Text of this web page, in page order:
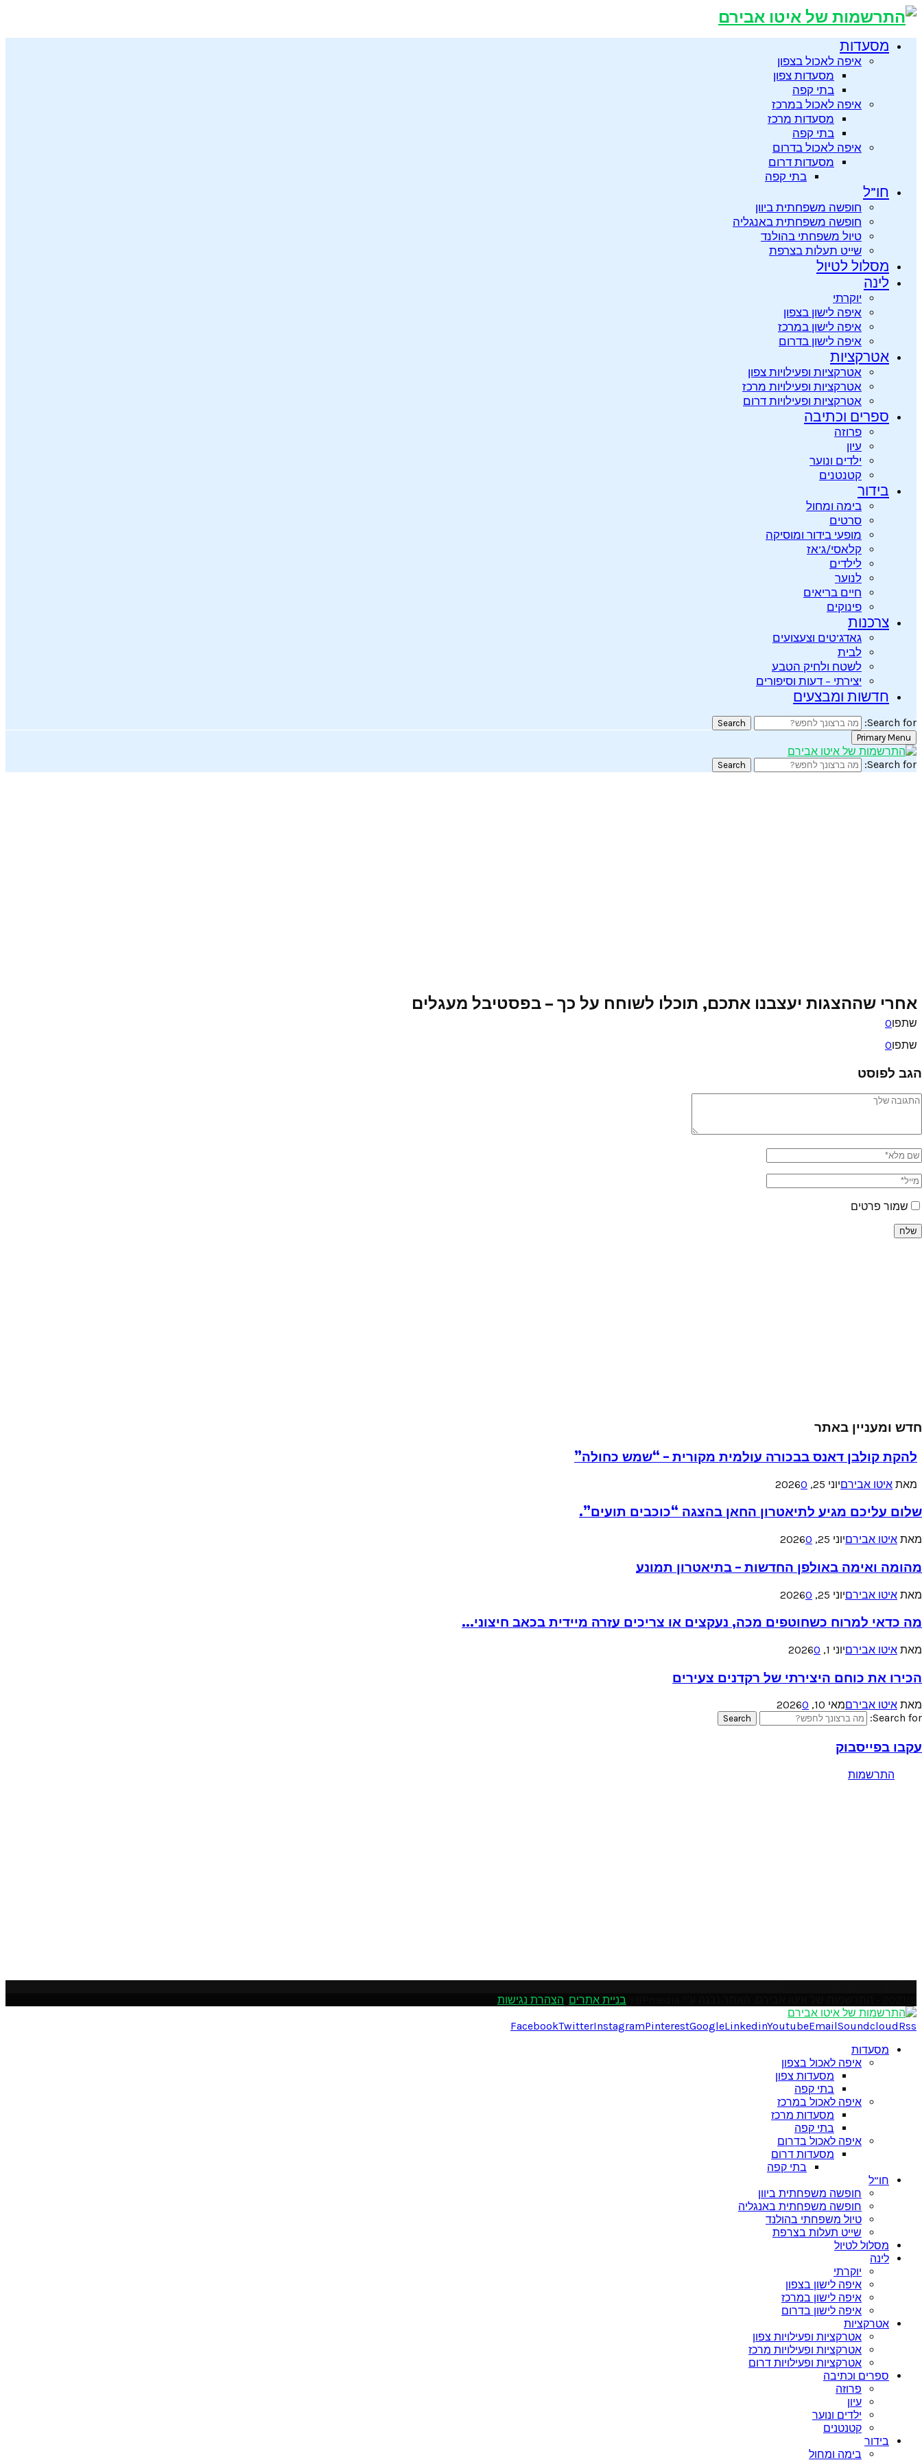
מסעדות
איפה לאכול בצפון
מסעדות צפון
בתי קפה
איפה לאכול במרכז
מסעדות מרכז
בתי קפה
איפה לאכול בדרום
מסעדות דרום
בתי קפה
חו”ל
חופשה משפחתית ביוון
חופשה משפחתית באנגליה
טיול משפחתי בהולנד
שייט תעלות בצרפת
מסלול לטיול
לינה
יוקרתי
איפה לישון בצפון
איפה לישון במרכז
איפה לישון בדרום
אטרקציות
אטרקציות ופעילויות צפון
אטרקציות ופעילויות מרכז
אטרקציות ופעילויות דרום
ספרים וכתיבה
פרוזה
עיון
ילדים ונוער
קטנטנים
בידור
בימה ומחול
סרטים
מופעי בידור ומוסיקה
קלאסי/ג’אז
לילדים
לנוער
חיים בריאים
פינוקים
צרכנות
גאדג’טים וצעצועים
לבית
לשטח ולחיק הטבע
יצירתי – דעות וסיפורים
חדשות ומבצעים
Search for:
Search
Primary Menu
Search for:
Search
אחרי שההצגות יעצבנו אתכם, תוכלו לשוחח על כך – בפסטיבל מעגלים
שתפו0
שתפו0
הגב לפוסט
שמור פרטים
חדש ומעניין באתר
להקת קולבן דאנס בבכורה עולמית מקורית – “שמש כחולה”
מאת איטו אבירםיוני 25, 2026 0
שלום עליכם מגיע לתיאטרון החאן בהצגה “כוכבים תועים”.
מאת איטו אבירםיוני 25, 2026 0
מהומה ואימה באולפן החדשות – בתיאטרון תמונע
מאת איטו אבירםיוני 25, 2026 0
מה כדאי למרוח כשחוטפים מכה, נעקצים או צריכים עזרה מיידית בכאב חיצוני...
מאת איטו אבירםיוני 1, 2026 0
הכירו את כוחם היצירתי של רקדנים צעירים
מאת איטו אבירםמאי 10, 2026
0
Search for:
Search
עקבו בפייסבוק
התרשמות
בניית אתרים הצהרת נגישות
FacebookTwitterInstagramPinterestGoogleLinkedinYoutubeEmailSoundcloudRss
מסעדות
איפה לאכול בצפון
מסעדות צפון
בתי קפה
איפה לאכול במרכז
מסעדות מרכז
בתי קפה
איפה לאכול בדרום
מסעדות דרום
בתי קפה
חו”ל
חופשה משפחתית ביוון
חופשה משפחתית באנגליה
טיול משפחתי בהולנד
שייט תעלות בצרפת
מסלול לטיול
לינה
יוקרתי
איפה לישון בצפון
איפה לישון במרכז
איפה לישון בדרום
אטרקציות
אטרקציות ופעילויות צפון
אטרקציות ופעילויות מרכז
אטרקציות ופעילויות דרום
ספרים וכתיבה
פרוזה
עיון
ילדים ונוער
קטנטנים
בידור
בימה ומחול